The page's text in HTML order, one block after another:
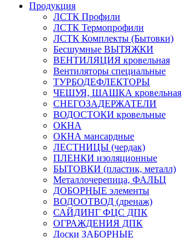
Продукция
ЛСТК Профили
ЛСТК Термопрофили
ЛСТК Комплекты (Бытовки)
Бесшумные ВЫТЯЖКИ
ВЕНТИЛЯЦИЯ кровельная
Вентиляторы специальные
ТУРБОДЕФЛЕКТОРЫ
ЧЕШУЯ, ШАШКА кровельная
СНЕГОЗАДЕРЖАТЕЛИ
ВОДОСТОКИ кровельные
ОКНА
ОКНА мансардные
ЛЕСТНИЦЫ (чердак)
ПЛЕНКИ изоляционные
БЫТОВКИ (пластик, металл)
Металлочерепица, ФАЛЬЦ
ДОБОРНЫЕ элементы
ВОДООТВОД (дренаж)
САЙДИНГ ФЦС ДПК
ОГРАЖДЕНИЯ ДПК
Доски ЗАБОРНЫЕ